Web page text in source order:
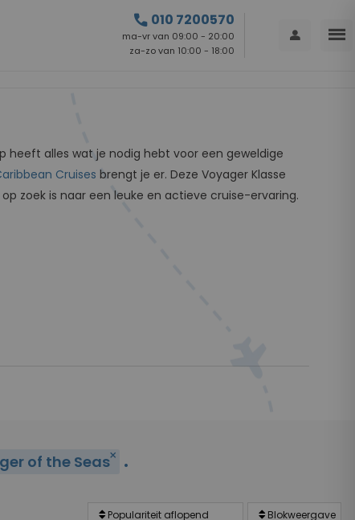
call 010 7200570
ma-vr van 09:00 - 20:00
za-zo van 10:00 - 18:00
person menu
heeft alles wat je nodig hebt voor een geweldige
Cruises brengt je er. Deze Voyager Klasse
zoek is naar een leuke en actieve cruise-ervaring.
of the Seasclose .